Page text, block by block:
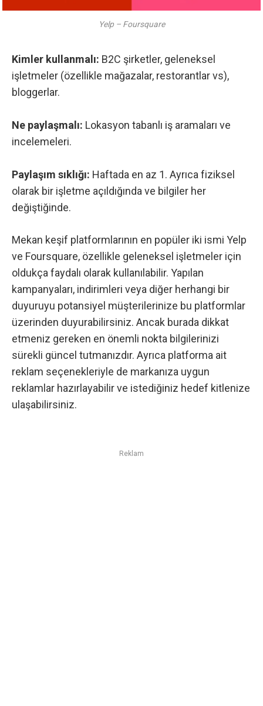
Yelp – Foursquare
Kimler kullanmalı: B2C şirketler, geleneksel
işletmeler (özellikle mağazalar, restorantlar vs),
bloggerlar.
Ne paylaşmalı: Lokasyon tabanlı iş aramaları ve
incelemeleri.
Paylaşım sıklığı: Haftada en az 1. Ayrıca fiziksel
olarak bir işletme açıldığında ve bilgiler her
değiştiğinde.
Mekan keşif platformlarının en popüler iki ismi Yelp
ve Foursquare, özellikle geleneksel işletmeler için
oldukça faydalı olarak kullanılabilir. Yapılan
kampanyaları, indirimleri veya diğer herhangi bir
duyuruyu potansiyel müşterilerinize bu platformlar
üzerinden duyurabilirsiniz. Ancak burada dikkat
etmeniz gereken en önemli nokta bilgilerinizi
sürekli güncel tutmanızdır. Ayrıca platforma ait
reklam seçenekleriyle de markanıza uygun
reklamlar hazırlayabilir ve istediğiniz hedef kitlenize
ulaşabilirsiniz.
Reklam